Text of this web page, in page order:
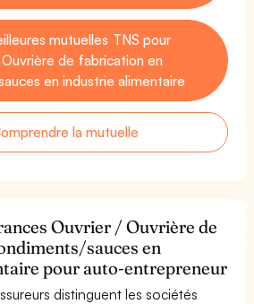
mutuelles TNS pour
de fabrication en
en industrie alimentaire
la mutuelle
Ouvrier / Ouvrière de
sauces en
pour auto-entrepreneur
distinguent les sociétés